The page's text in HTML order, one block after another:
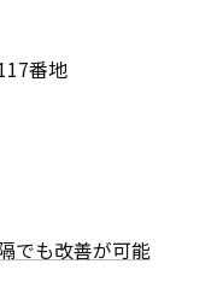
番地
でも改善が可能